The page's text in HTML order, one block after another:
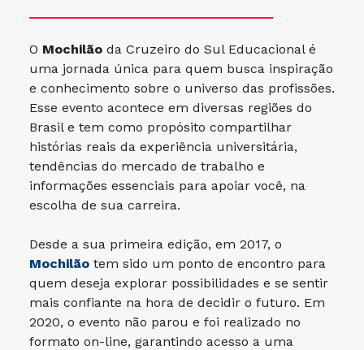
O Mochilão da Cruzeiro do Sul Educacional é
uma jornada única para quem busca inspiração
e conhecimento sobre o universo das profissões.
Esse evento acontece em diversas regiões do
Brasil e tem como propósito compartilhar
histórias reais da experiência universitária,
tendências do mercado de trabalho e
informações essenciais para apoiar você, na
escolha de sua carreira.
Desde a sua primeira edição, em 2017, o
Mochilão tem sido um ponto de encontro para
quem deseja explorar possibilidades e se sentir
mais confiante na hora de decidir o futuro. Em
2020, o evento não parou e foi realizado no
formato on-line, garantindo acesso a uma